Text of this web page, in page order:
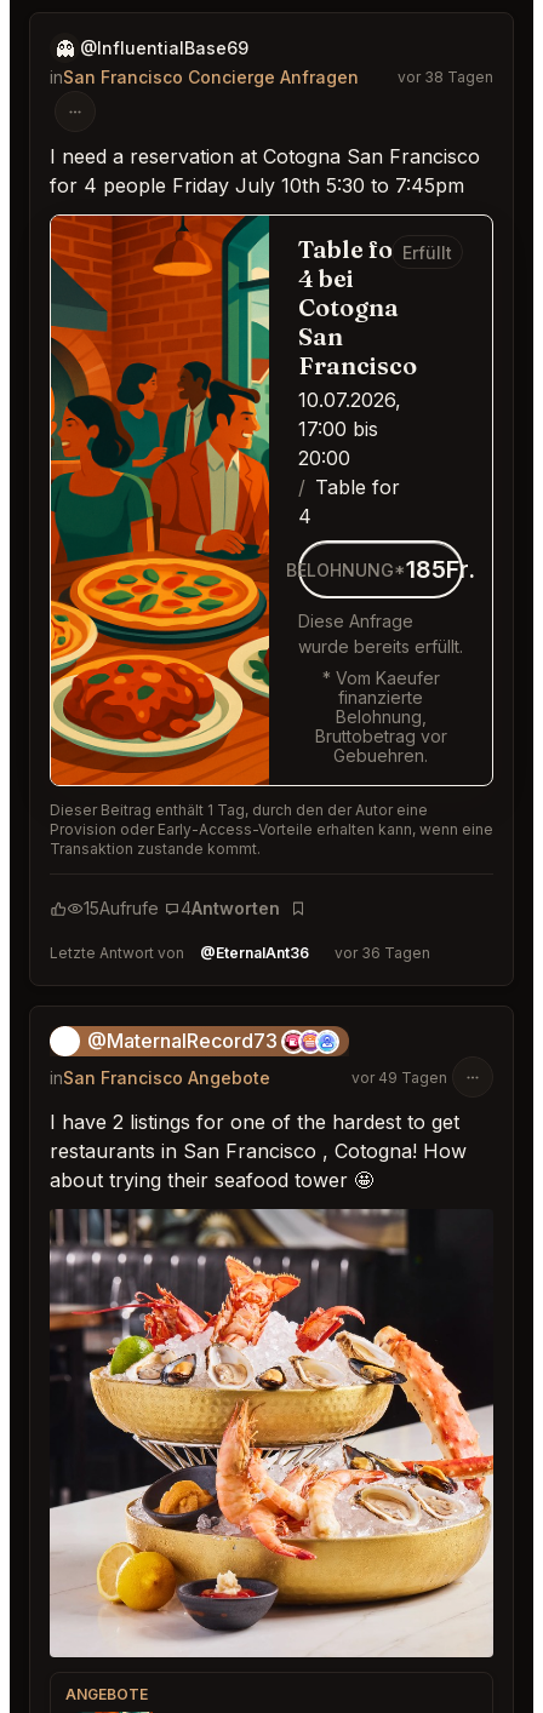
👻 @InfluentialBase69
inSan Francisco Concierge Anfragen vor 38 Tagen
I need a reservation at Cotogna San Francisco
for 4 people Friday July 10th 5:30 to 7:45pm
Table for
4 bei
Cotogna
San
Francisco
10.07.2026,
17:00 bis
20:00
Table for
4
Erfüllt
BELOHNUNG*185Fr.
Diese Anfrage
wurde bereits erfüllt.
* Vom Kaeufer
finanzierte
Belohnung,
Bruttobetrag vor
Gebuehren.
Dieser Beitrag enthält 1 Tag, durch den der Autor eine
Provision oder Early-Access-Vorteile erhalten kann, wenn eine
Transaktion zustande kommt.
15Aufrufe 4Antworten
Lesezeichen
Letzte Antwort von @EternalAnt36 vor 36 Tagen
@MaternalRecord73
inSan Francisco Angebote vor 49 Tagen
I have 2 listings for one of the hardest to get
restaurants in San Francisco , Cotogna! How
about trying their seafood tower 🤩
ANGEBOTE